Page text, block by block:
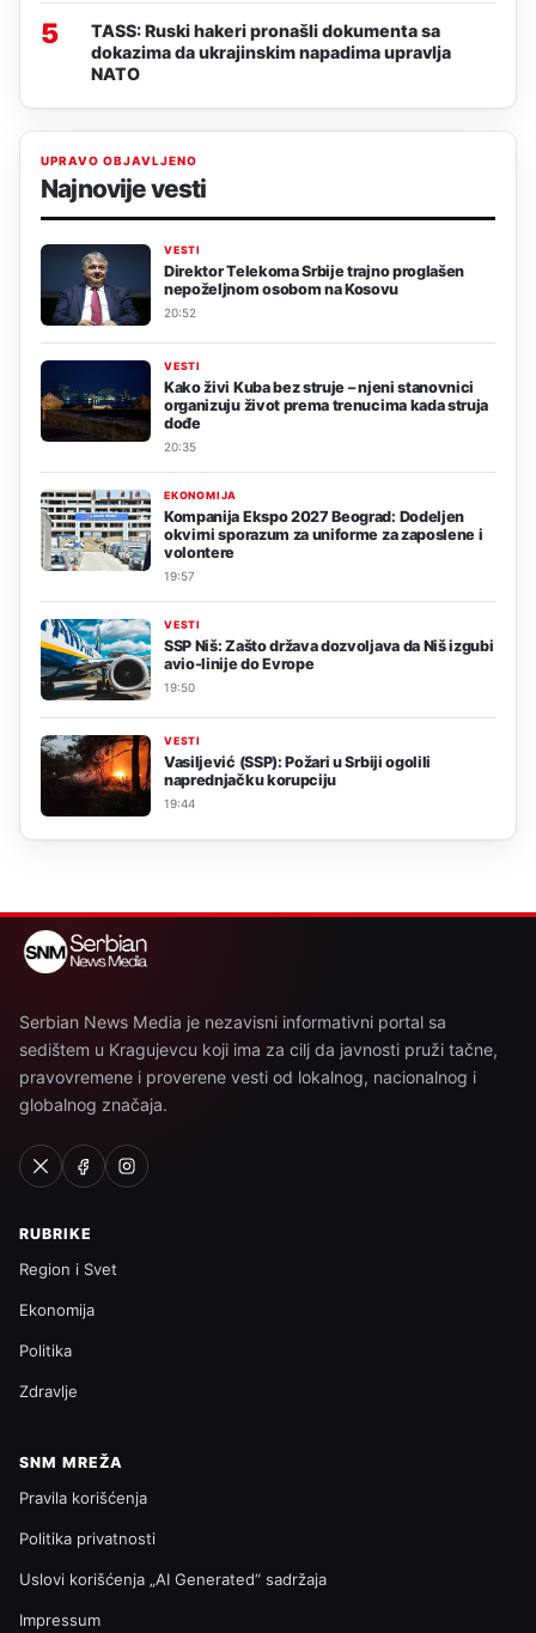
5
TASS: Ruski hakeri pronašli dokumenta sa
dokazima da ukrajinskim napadima upravlja
NATO
UPRAVO OBJAVLJENO
Najnovije vesti
VESTI
Direktor Telekoma Srbije trajno proglašen
nepoželjnom osobom na Kosovu
20:52
VESTI
Kako živi Kuba bez struje – njeni stanovnici
organizuju život prema trenucima kada struja
dođe
20:35
EKONOMIJA
Kompanija Ekspo 2027 Beograd: Dodeljen
okvirni sporazum za uniforme za zaposlene i
volontere
19:57
VESTI
SSP Niš: Zašto država dozvoljava da Niš izgubi
avio-linije do Evrope
19:50
VESTI
Vasiljević (SSP): Požari u Srbiji ogolili
naprednjačku korupciju
19:44
Serbian News Media je nezavisni informativni portal sa
sedištem u Kragujevcu koji ima za cilj da javnosti pruži tačne,
pravovremene i proverene vesti od lokalnog, nacionalnog i
globalnog značaja.
RUBRIKE
Region i Svet
Ekonomija
Politika
Zdravlje
SNM MREŽA
Pravila korišćenja
Politika privatnosti
Uslovi korišćenja „AI Generated“ sadržaja
Impressum